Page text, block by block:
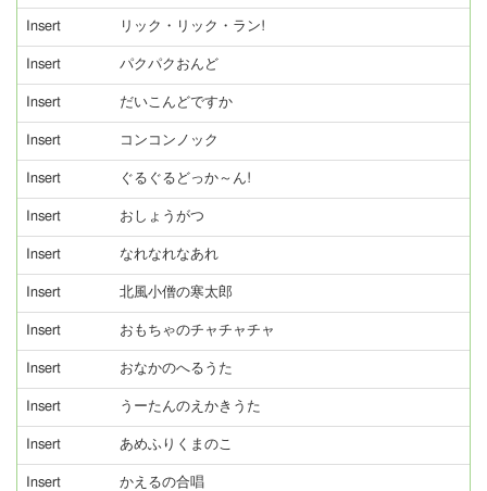
Insert リック・リック・ラン!
Insert パクパクおんど
Insert だいこんどですか
Insert コンコンノック
Insert ぐるぐるどっか～ん!
Insert おしょうがつ
Insert なれなれなあれ
Insert 北風小僧の寒太郎
Insert おもちゃのチャチャチャ
Insert おなかのへるうた
Insert うーたんのえかきうた
Insert あめふりくまのこ
Insert かえるの合唱